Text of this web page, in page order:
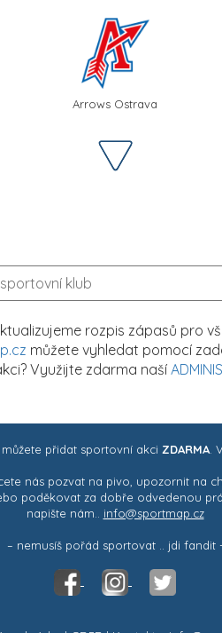
Arrows Ostrava
rozpis zápasů pro
můžete vyhledat pomocí
Využijte zdarma naší
přidat sportovní akci ZDARMA.
nás pozvat na pivo, upozornit na
poděkovat za dobře odvedenou
napište nám.. info@sportmap.cz
– nemusíš pořád sportovat .. jdi fandit